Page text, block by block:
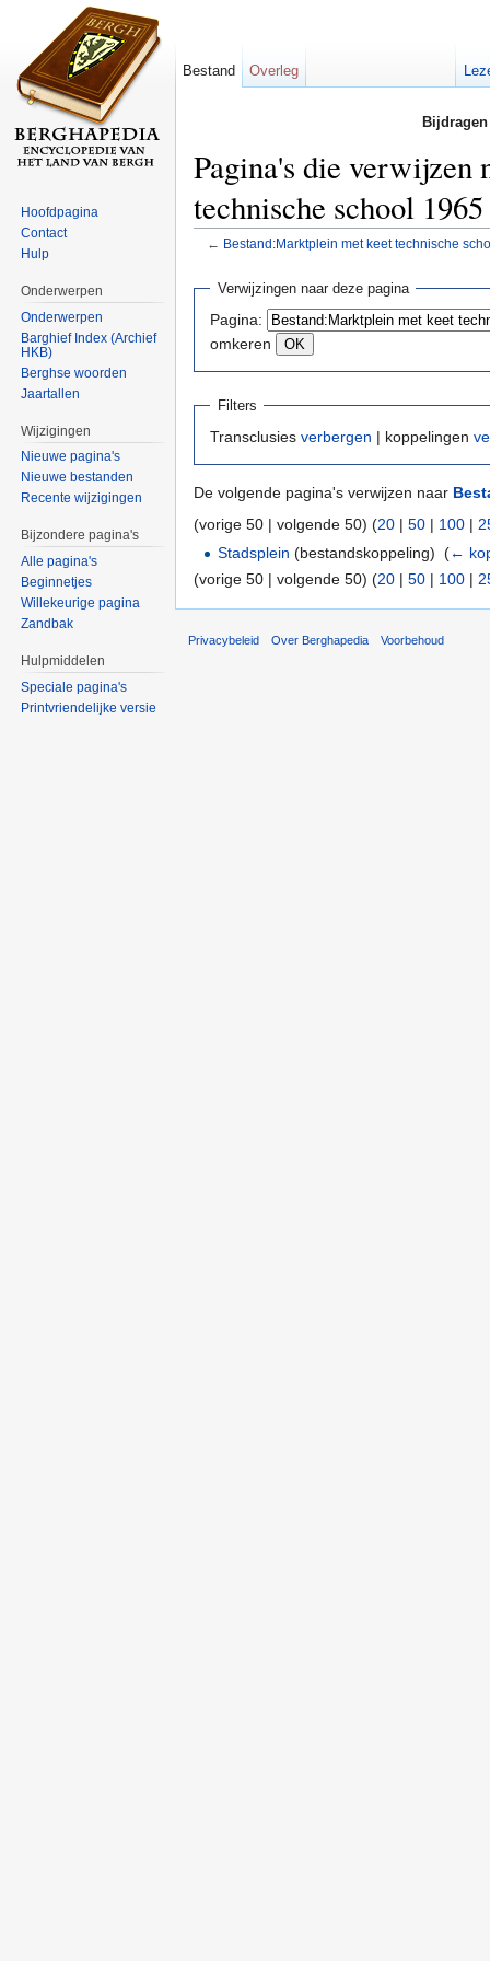
Pagina's die verwijzen
technische school
← Bestand:Marktplein met keet technische
Verwijzingen naar deze pagina
Pagina:
omkeren
Filters
Transclusies verbergen | koppelingen
De volgende pagina's verwijzen naar
(vorige 50 | volgende 50) (20 | 50 | 100 |
Stadsplein (bestandskoppeling) ‎(←
(vorige 50 | volgende 50) (20 | 50 | 100 |
Bestand Overleg
Hoofdpagina
Contact
Hulp
Onderwerpen
Onderwerpen
Barghief Index (Archief
HKB)
Berghse woorden
Jaartallen
Wijzigingen
Nieuwe pagina's
Nieuwe bestanden
Recente wijzigingen
Bijzondere pagina's
Alle pagina's
Beginnetjes
Willekeurige pagina
Zandbak
Hulpmiddelen
Speciale pagina's
Printvriendelijke versie
Privacybeleid Over Berghapedia Voorbehoud